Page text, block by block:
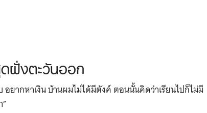
ฝั่งตะวันออก
อยากหาเงิน บ้านผมไม่ได้มีตังค์ ตอนนั้นคิดว่าเรียนไปก็ไม่มี